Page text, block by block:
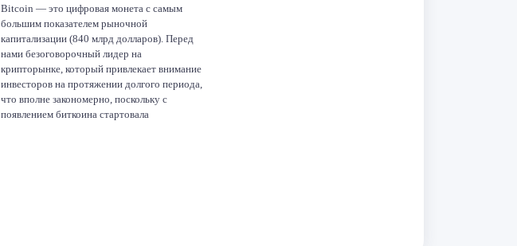
Bitcoin — это цифровая монета с самым
большим показателем рыночной
капитализации (840 млрд долларов). Перед
нами безоговорочный лидер на
крипторынке, который привлекает внимание
инвесторов на протяжении долгого периода,
что вполне закономерно, поскольку с
появлением биткоина стартовала